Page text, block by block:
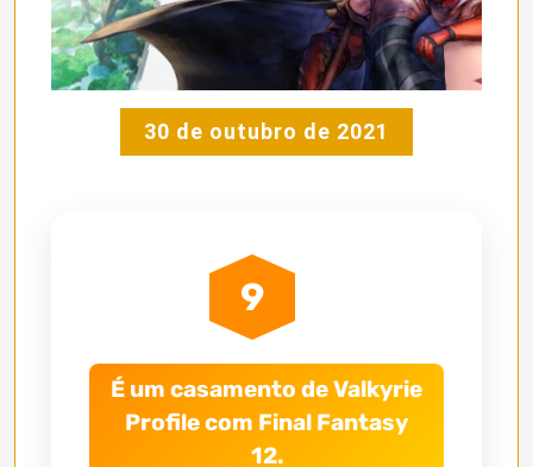
30 de outubro de 2021
9
É um casamento de Valkyrie
Profile com Final Fantasy
12.